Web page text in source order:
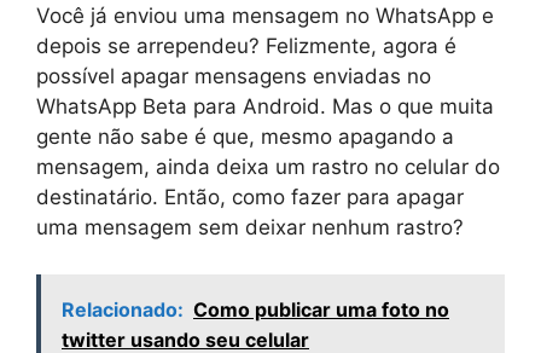
Você já enviou uma mensagem no WhatsApp e
depois se arrependeu? Felizmente, agora é
possível apagar mensagens enviadas no
WhatsApp Beta para Android. Mas o que muita
gente não sabe é que, mesmo apagando a
mensagem, ainda deixa um rastro no celular do
destinatário. Então, como fazer para apagar
uma mensagem sem deixar nenhum rastro?
Relacionado: Como publicar uma foto no
twitter usando seu celular